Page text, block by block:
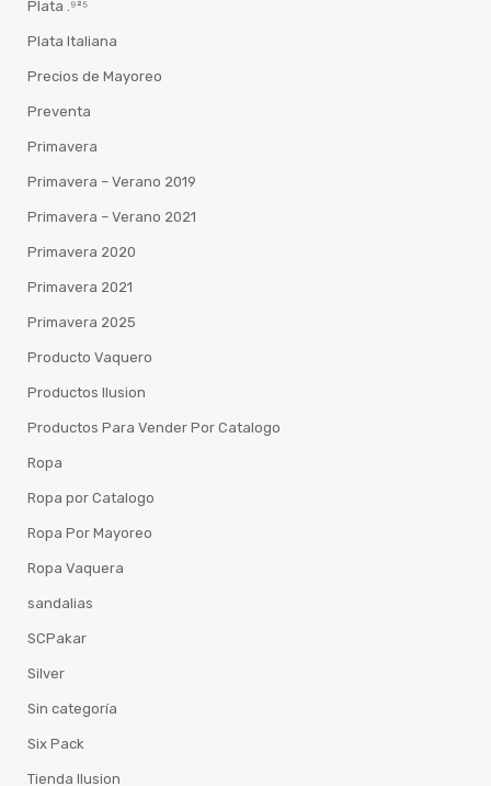
Plata .⁹²⁵
Plata Italiana
Precios de Mayoreo
Preventa
Primavera
Primavera – Verano 2019
Primavera – Verano 2021
Primavera 2020
Primavera 2021
Primavera 2025
Producto Vaquero
Productos Ilusion
Productos Para Vender Por Catalogo
Ropa
Ropa por Catalogo
Ropa Por Mayoreo
Ropa Vaquera
sandalias
SCPakar
Silver
Sin categoría
Six Pack
Tienda Ilusion